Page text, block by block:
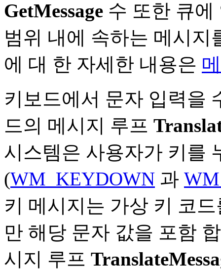
GetMessage 수 또한 큐
범위 내에 속하는 메시지
에 대 한 자세한 내용은
키보드에서 문자 입력을
드의 메시지 루프
시스템은 사용자가 키를
(WM_KEYDOWN 과
키 메시지는 가상 키 코
만 해당 문자 값을 포함
시지 루프